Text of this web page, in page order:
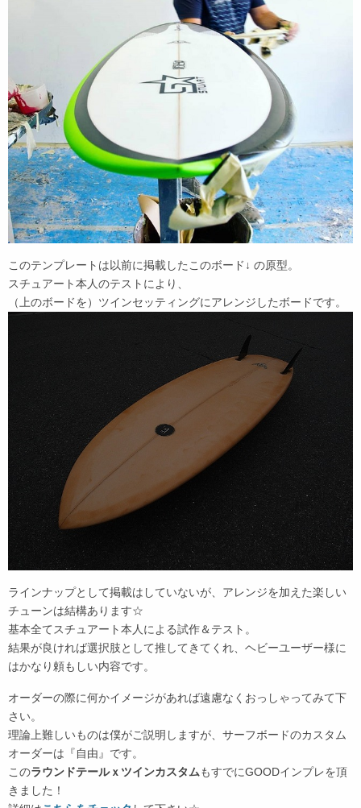
このテンプレートは以前に掲載したこのボード↓ の原型。
スチュアート本人のテストにより、
（上のボードを）ツインセッティングにアレンジしたボードです。
ラインナップとして掲載はしていないが、アレンジを加えた楽しい
チューンは結構あります☆
基本全てスチュアート本人による試作＆テスト。
結果が良ければ選択肢として推してきてくれ、ヘビーユーザー様に
はかなり頼もしい内容です。
オーダーの際に何かイメージがあれば遠慮なくおっしゃってみて下
さい。
理論上難しいものは僕がご説明しますが、サーフボードのカスタム
オーダーは『自由』です。
このラウンドテールｘツインカスタムもすでにGOODインプレを頂
きました！